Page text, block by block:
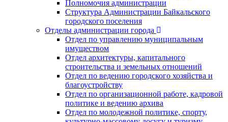
Полномочия администрации
Структура Администрации Байкальского
городского поселения
Отделы администрации города
Отдел по управлению муниципальным
имуществом
Отдел архитектуры, капитального
строительства и земельных отношений
Отдел по ведению городского хозяйства и
благоустройству
Отдел по организационной работе, кадровой
политике и ведению архива
Отдел по молодежной политике, спорту,